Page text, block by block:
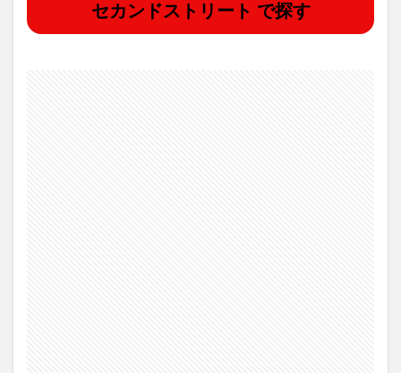
セカンドストリート で探す